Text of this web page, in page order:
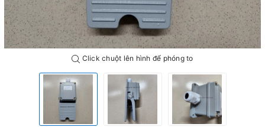
Click chuột lên hình để phóng to